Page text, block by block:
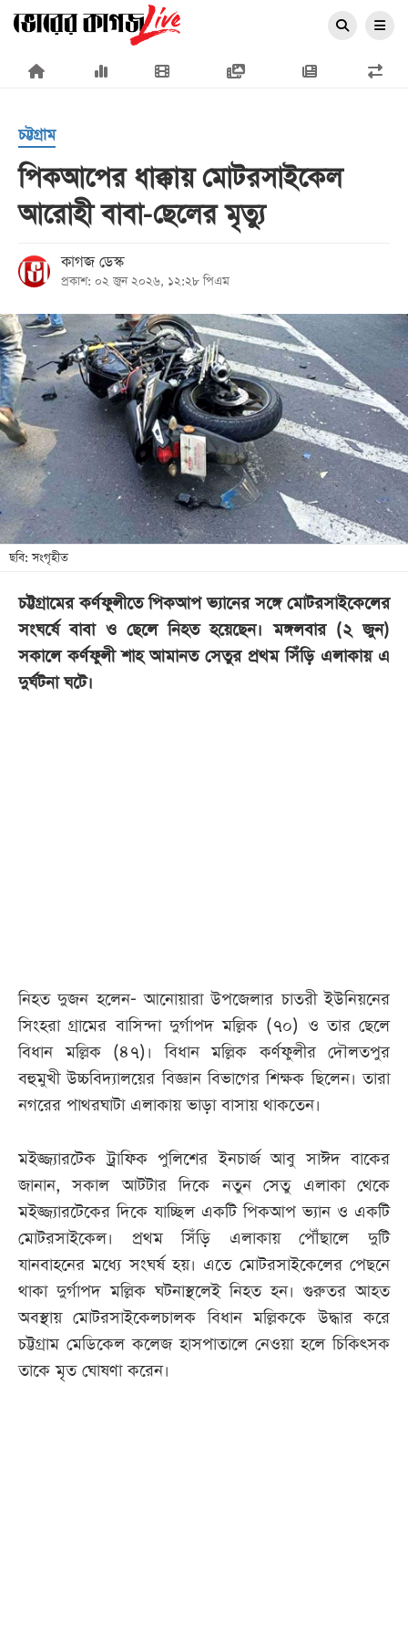
×
প্রচ্ছদ
জাতীয়
রাজনীতি
অর্থনীতি
আন্তর্জাতিক
সারাদেশ
খেলা
বিনোদন
লাইফ
স্টাইল
শিক্ষা
সব
বিভাগ
ছবি
চট্টগ্রাম
পিকআপের ধাক্কায় মোটরসাইকেল
আরোহী বাবা-ছেলের মৃত্যু
কাগজ ডেস্ক
প্রকাশ: ০২ জুন ২০২৬, ১২:২৮ পিএম
ছবি: সংগৃহীত
চট্টগ্রামের কর্ণফুলীতে পিকআপ ভ্যানের সঙ্গে মোটরসাইকেলের
সংঘর্ষে বাবা ও ছেলে নিহত হয়েছেন। মঙ্গলবার (২ জুন)
সকালে কর্ণফুলী শাহ আমানত সেতুর প্রথম সিঁড়ি এলাকায় এ
দুর্ঘটনা ঘটে।
নিহত দুজন হলেন- আনোয়ারা উপজেলার চাতরী ইউনিয়নের
সিংহরা গ্রামের বাসিন্দা দুর্গাপদ মল্লিক (৭০) ও তার ছেলে
বিধান মল্লিক (৪৭)। বিধান মল্লিক কর্ণফুলীর দৌলতপুর
বহুমুখী উচ্চবিদ্যালয়ের বিজ্ঞান বিভাগের শিক্ষক ছিলেন। তারা
নগরের পাথরঘাটা এলাকায় ভাড়া বাসায় থাকতেন।
মইজ্জ্যারটেক ট্রাফিক পুলিশের ইনচার্জ আবু সাঈদ বাকের
জানান, সকাল আটটার দিকে নতুন সেতু এলাকা থেকে
মইজ্জ্যারটেকের দিকে যাচ্ছিল একটি পিকআপ ভ্যান ও একটি
মোটরসাইকেল। প্রথম সিঁড়ি এলাকায় পৌঁছালে দুটি
যানবাহনের মধ্যে সংঘর্ষ হয়। এতে মোটরসাইকেলের পেছনে
থাকা দুর্গাপদ মল্লিক ঘটনাস্থলেই নিহত হন। গুরুতর আহত
অবস্থায় মোটরসাইকেলচালক বিধান মল্লিককে উদ্ধার করে
চট্টগ্রাম মেডিকেল কলেজ হাসপাতালে নেওয়া হলে চিকিৎসক
তাকে মৃত ঘোষণা করেন।